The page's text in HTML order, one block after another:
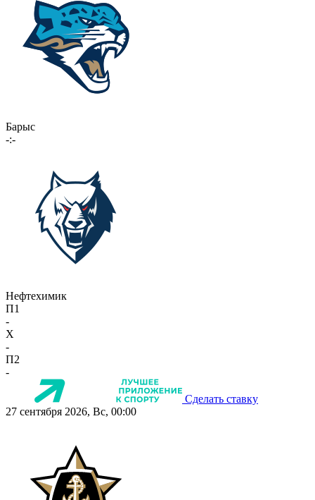
Барыс
-:-
Нефтехимик
П1
-
X
-
П2
-
Сделать ставку
27 сентября 2026, Вс, 00:00